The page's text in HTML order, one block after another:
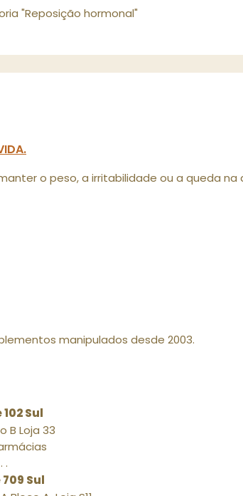
"Reposição hormonal"
o peso, a irritabilidade ou a queda
manipulados desde 2003.
Sul
B Loja 33
.
Sul